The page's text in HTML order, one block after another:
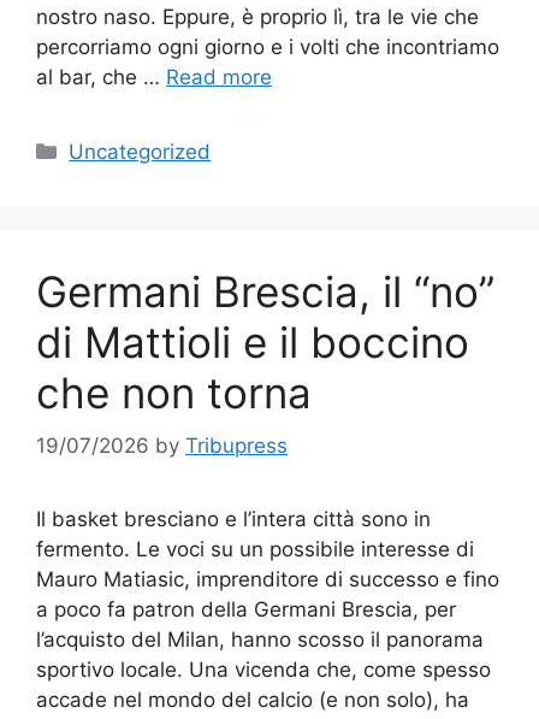
nostro naso. Eppure, è proprio lì, tra le vie che
percorriamo ogni giorno e i volti che incontriamo
al bar, che … Read more
Categories
Uncategorized
Germani Brescia, il “no”
di Mattioli e il boccino
che non torna
19/07/2026 by Tribupress
Il basket bresciano e l’intera città sono in
fermento. Le voci su un possibile interesse di
Mauro Matiasic, imprenditore di successo e fino
a poco fa patron della Germani Brescia, per
l’acquisto del Milan, hanno scosso il panorama
sportivo locale. Una vicenda che, come spesso
accade nel mondo del calcio (e non solo), ha